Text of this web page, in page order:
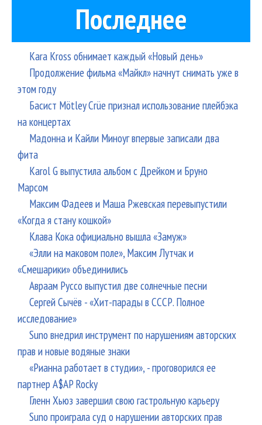
Последнее
Kara Kross обнимает каждый «Новый день»
Продолжение фильма «Майкл» начнут снимать уже в
этом году
Басист Mötley Crüe признал использование плейбэка
на концертах
Мадонна и Кайли Миноуг впервые записали два
фита
Karol G выпустила альбом с Дрейком и Бруно
Марсом
Максим Фадеев и Маша Ржевская перевыпустили
«Когда я стану кошкой»
Клава Кока официально вышла «Замуж»
«Элли на маковом поле», Максим Лутчак и
«Смешарики» объединились
Авраам Руссо выпустил две солнечные песни
Сергей Сычёв - «Хит-парады в СССР. Полное
исследование»
Suno внедрил инструмент по нарушениям авторских
прав и новые водяные знаки
«Рианна работает в студии», - проговорился ее
партнер A$AP Rocky
Гленн Хьюз завершил свою гастрольную карьеру
Suno проиграла суд о нарушении авторских прав